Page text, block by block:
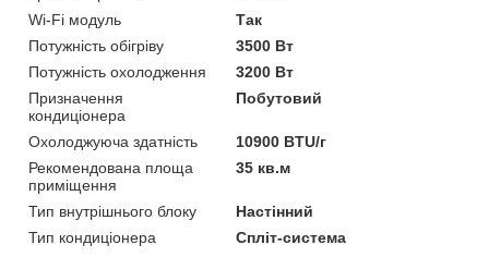
Wi-Fi модуль
Так
Потужність обігріву
3500 Вт
Потужність охолодження
3200 Вт
Призначення
кондиціонера
Побутовий
Охолоджуюча здатність
10900 BTU/г
Рекомендована площа
приміщення
35 кв.м
Тип внутрішнього блоку
Настінний
Тип кондиціонера
Спліт-система